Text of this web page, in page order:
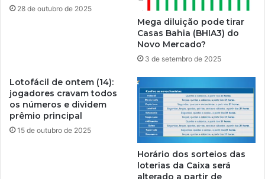
28 de outubro de 2025
Mega diluição pode tirar
Casas Bahia (BHIA3) do
Novo Mercado?
3 de setembro de 2025
Lotofácil de ontem (14):
jogadores cravam todos
os números e dividem
prêmio principal
15 de outubro de 2025
Horário dos sorteios das
loterias da Caixa será